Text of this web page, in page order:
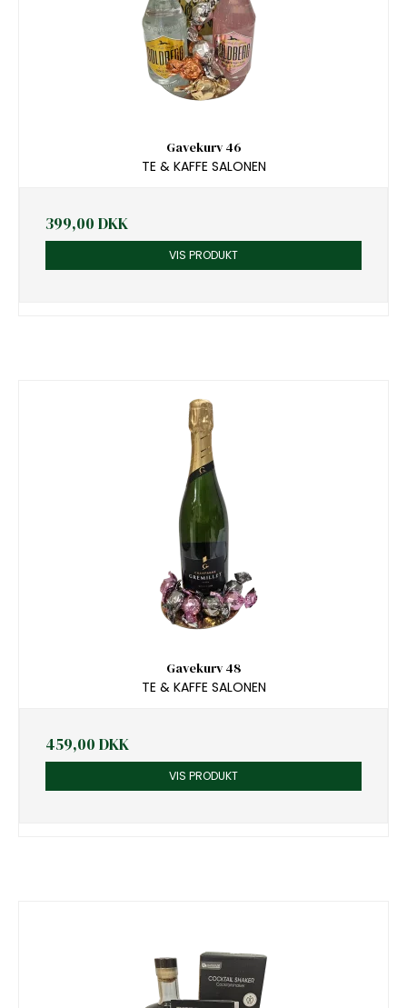
Gavekurv 46
TE & KAFFE SALONEN
399,00 DKK
VIS PRODUKT
Gavekurv 48
TE & KAFFE SALONEN
459,00 DKK
VIS PRODUKT